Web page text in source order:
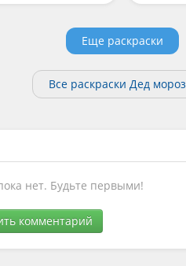
Еще раскраски
Все раскраски Дед мороз
нет. Будьте первыми!
комментарий